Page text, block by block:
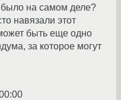
было на самом деле?
навязали этот
быть еще одно
за которое могут